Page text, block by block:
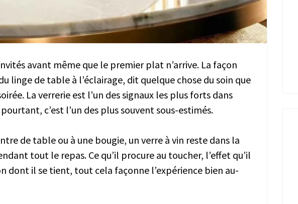
avant même que le premier plat n’arrive. La façon
linge de table à l’éclairage, dit quelque chose du soin que
La verrerie est l’un des signaux les plus forts dans
c’est l’un des plus souvent sous-estimés.
de table ou à une bougie, un verre à vin reste dans la
tout le repas. Ce qu’il procure au toucher, l’effet qu’il
dont il se tient, tout cela façonne l’expérience bien au-